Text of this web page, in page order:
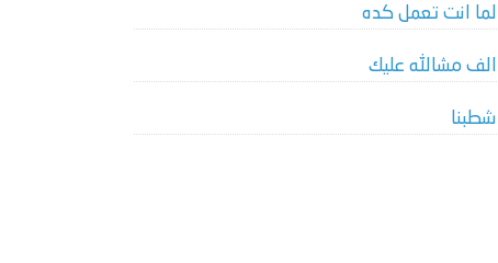
لما انت تعمل كده
الف مشالله عليك
شطبنا